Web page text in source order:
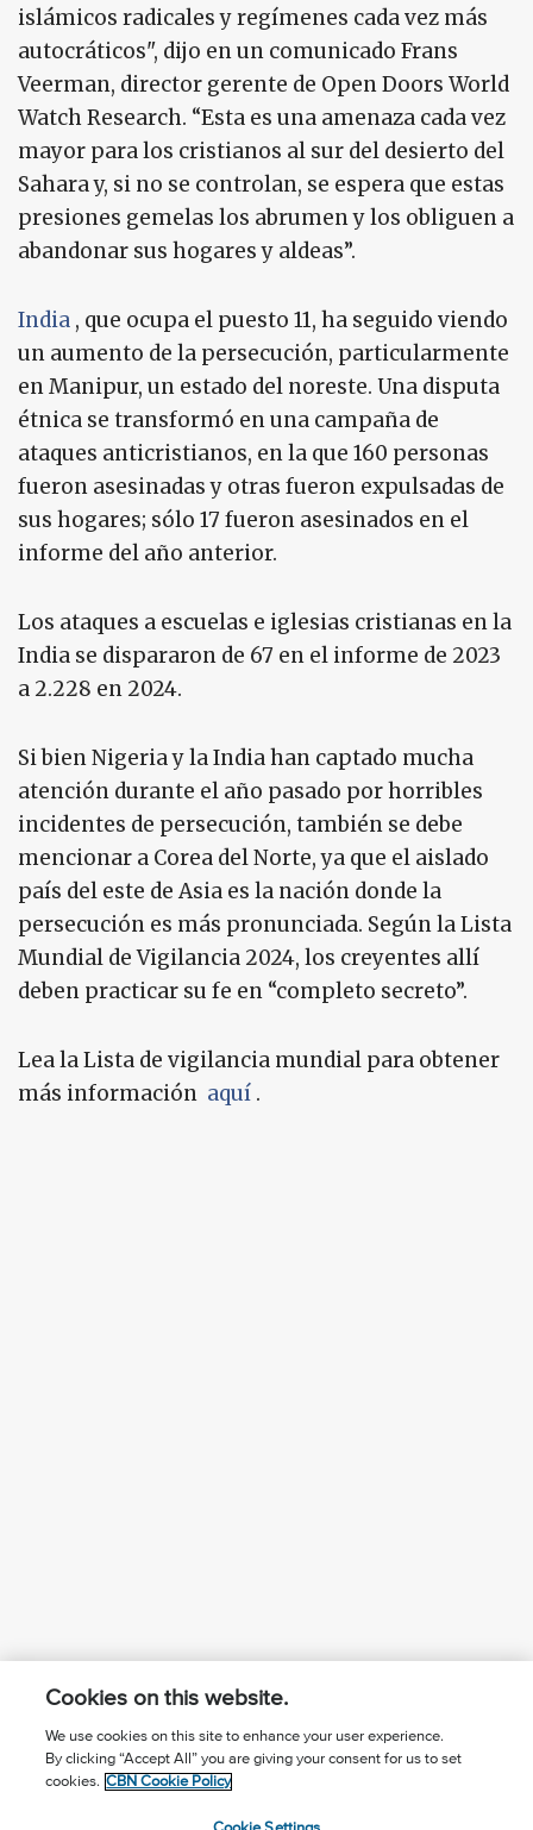
islámicos radicales y regímenes cada vez más
autocráticos", dijo en un comunicado Frans
Veerman, director gerente de Open Doors World
Watch Research. “Esta es una amenaza cada vez
mayor para los cristianos al sur del desierto del
Sahara y, si no se controlan, se espera que estas
presiones gemelas los abrumen y los obliguen a
abandonar sus hogares y aldeas”.
India , que ocupa el puesto 11, ha seguido viendo
un aumento de la persecución, particularmente
en Manipur, un estado del noreste. Una disputa
étnica se transformó en una campaña de
ataques anticristianos, en la que 160 personas
fueron asesinadas y otras fueron expulsadas de
sus hogares; sólo 17 fueron asesinados en el
informe del año anterior.
Los ataques a escuelas e iglesias cristianas en la
India se dispararon de 67 en el informe de 2023
a 2.228 en 2024.
Si bien Nigeria y la India han captado mucha
atención durante el año pasado por horribles
incidentes de persecución, también se debe
mencionar a Corea del Norte, ya que el aislado
país del este de Asia es la nación donde la
persecución es más pronunciada. Según la Lista
Mundial de Vigilancia 2024, los creyentes allí
deben practicar su fe en “completo secreto”.
Lea la Lista de vigilancia mundial para obtener
más información aquí .
¿Conoces a Jesús?
Suscríbase al boletín
Seguir Mundo Cristiano
Cookies on this website.
We use cookies on this site to enhance your user experience.
By clicking “Accept All” you are giving your consent for us to set
cookies. CBN Cookie Policy